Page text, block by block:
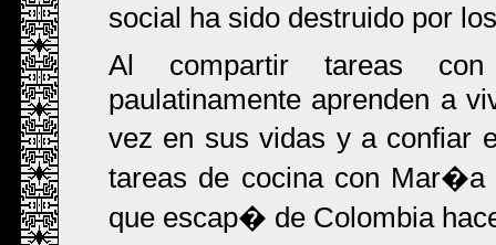
social ha sido destruido por
Al compartir tareas con
paulatinamente aprenden a
vez en sus vidas y a confiar
tareas de cocina con
que escap� de Colombia